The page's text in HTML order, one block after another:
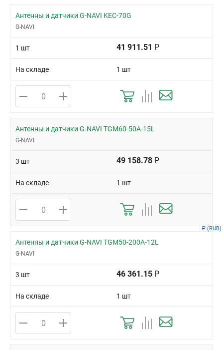
Р (RUB)
Антенны и датчики G-NAVI KEC-70G
G-NAVI
1 шт 41 911.51 Р
На складе 1 шт
Антенны и датчики G-NAVI TGM60-50A-15L
G-NAVI
3 шт 49 158.78 Р
На складе 1 шт
Антенны и датчики G-NAVI TGM50-200A-12L
G-NAVI
3 шт 46 361.15 Р
На складе 1 шт